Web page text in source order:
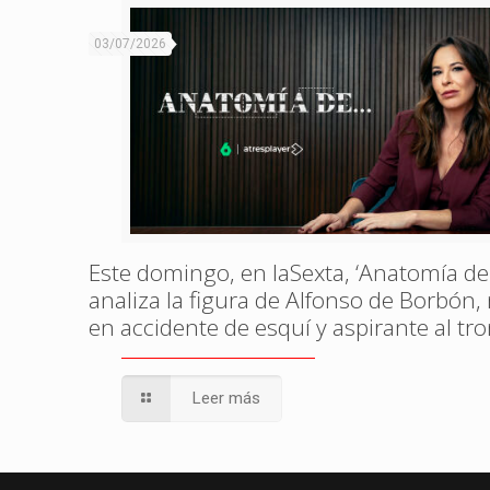
03/07/2026
Este domingo, en laSexta, ‘Anatomía
analiza la figura de Alfonso de
en accidente de esquí y aspirante al
Leer más